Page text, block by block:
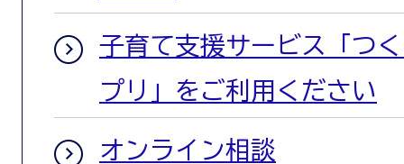
子育て支援サービス「つ
プリ」をご利用ください
オンライン相談